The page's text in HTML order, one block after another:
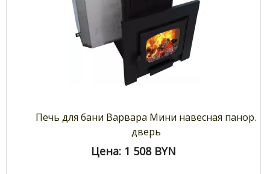
Печь для бани Варвара Мини навесная панор.
дверь
Цена: 1 508 BYN